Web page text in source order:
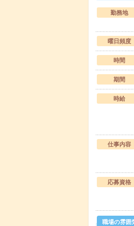
勤務地
曜日頻度
時間
期間
時給
仕事内容
応募資格
職場の雰囲